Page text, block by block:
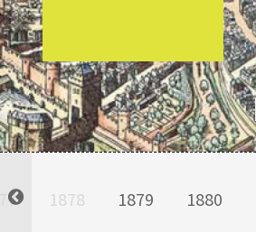
1878 1879 1880